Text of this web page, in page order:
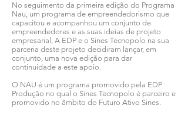
No seguimento da primeira edição do Programa
Nau, um programa de empreendedorismo que
capacitou e acompanhou um conjunto de
empreendedores e as suas ideias de projeto
empresarial, A EDP e o Sines Tecnopolo na sua
parceria deste projeto decidiram lançar, em
conjunto, uma nova edição para dar
continuidade a este apoio.
O NAU é um programa promovido pela EDP
Produção no qual o Sines Tecnopolo é parceiro e
promovido no âmbito do Futuro Ativo Sines.